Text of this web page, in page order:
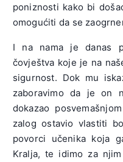
poniznosti kako bi
omogućiti da se
I na nama je danas
čovještva koje je na
sigurnost. Dok mu
zaboravimo da je on
dokazao
zalog ostavio vlastiti
povorci učenika koja
Kralja, te idimo za